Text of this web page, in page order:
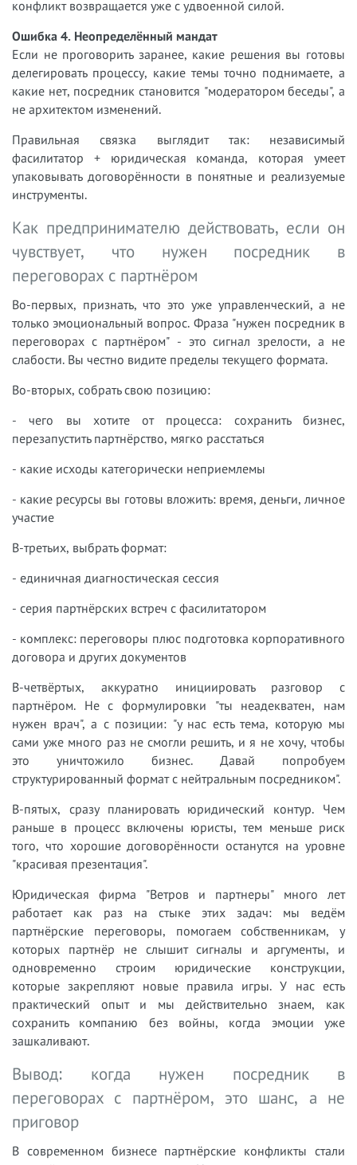
конфликт возвращается уже с удвоенной силой.
Ошибка 4. Неопределённый мандат
Если не проговорить заранее, какие решения вы готовы
делегировать процессу, какие темы точно поднимаете, а
какие нет, посредник становится "модератором беседы", а
не архитектом изменений.
Правильная связка выглядит так: независимый
фасилитатор + юридическая команда, которая умеет
упаковывать договорённости в понятные и реализуемые
инструменты.
Как предпринимателю действовать, если он
чувствует, что нужен посредник в
переговорах с партнёром
Во-первых, признать, что это уже управленческий, а не
только эмоциональный вопрос. Фраза "нужен посредник в
переговорах с партнёром" - это сигнал зрелости, а не
слабости. Вы честно видите пределы текущего формата.
Во-вторых, собрать свою позицию:
- чего вы хотите от процесса: сохранить бизнес,
перезапустить партнёрство, мягко расстаться
- какие исходы категорически неприемлемы
- какие ресурсы вы готовы вложить: время, деньги, личное
участие
В-третьих, выбрать формат:
- единичная диагностическая сессия
- серия партнёрских встреч с фасилитатором
- комплекс: переговоры плюс подготовка корпоративного
договора и других документов
В-четвёртых, аккуратно инициировать разговор с
партнёром. Не с формулировки "ты неадекватен, нам
нужен врач", а с позиции: "у нас есть тема, которую мы
сами уже много раз не смогли решить, и я не хочу, чтобы
это уничтожило бизнес. Давай попробуем
структурированный формат с нейтральным посредником".
В-пятых, сразу планировать юридический контур. Чем
раньше в процесс включены юристы, тем меньше риск
того, что хорошие договорённости останутся на уровне
"красивая презентация".
Юридическая фирма "Ветров и партнеры" много лет
работает как раз на стыке этих задач: мы ведём
партнёрские переговоры, помогаем собственникам, у
которых партнёр не слышит сигналы и аргументы, и
одновременно строим юридические конструкции,
которые закрепляют новые правила игры. У нас есть
практический опыт и мы действительно знаем, как
сохранить компанию без войны, когда эмоции уже
зашкаливают.
Вывод: когда нужен посредник в
переговорах с партнёром, это шанс, а не
приговор
В современном бизнесе партнёрские конфликты стали